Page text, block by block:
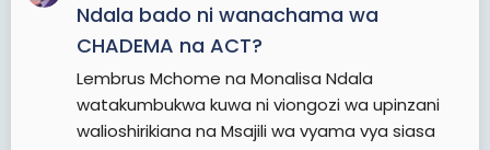
Ndala bado ni wanachama wa
CHADEMA na ACT?
Lembrus Mchome na Monalisa Ndala
watakumbukwa kuwa ni viongozi wa upinzani
walioshirikiana na Msajili wa vyama vya siasa